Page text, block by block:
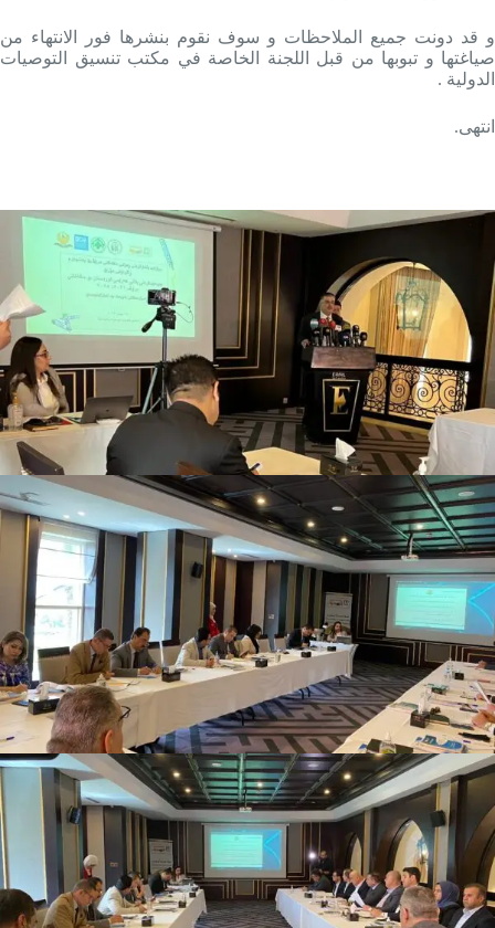
و قد دونت جميع الملاحظات و سوف نقوم بنشرها فور الانتهاء من
صياغتها و تبوبها من قبل اللجنة الخاصة في مكتب تنسيق التوصيات
الدولية .
انتهى.